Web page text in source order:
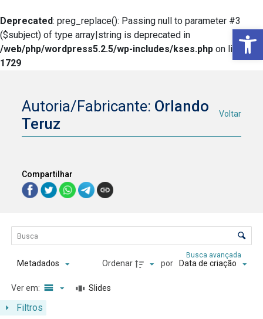
Deprecated: preg_replace(): Passing null to parameter #3
($subject) of type array|string is deprecated in
/web/php/wordpress5.2.5/wp-includes/kses.php on line
1729
Autoria/Fabricante: Orlando
Teruz
Voltar
Compartilhar
Lista de itens
Controle de ordenação e visualização
Filtros
Busca avançada
Metadados Ordenar por Data de criação
Ver em: Slides